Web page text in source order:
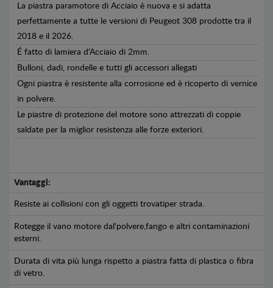
La piastra paramotore di Acciaio è nuova e si adatta
perfettamente a tutte le versioni di Peugeot 308 prodotte tra il
2018 e il 2026.
É fatto di lamiera d'Acciaio di 2mm.
Bulloni, dadi, rondelle e tutti gli accessori allegati
Ogni piastra è resistente alla corrosione ed è ricoperto di vernice
in polvere.
Le piastre di protezione del motore sono attrezzati di coppie
saldate per la miglior resistenza alle forze exteriori.
Vantaggi:
Resiste ai collisioni con gli oggetti trovatiper strada.
Rotegge il vano motore dal'polvere,fango e altri contaminazioni
esterni.
Durata di vita più lunga rispetto a piastra fatta di plastica o fibra
di vetro.